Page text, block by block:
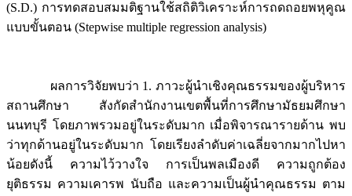
(S.D.) การทดสอบสมมติฐานใช้สถิติวิเคราะห์การถดถอยพหุคูณ
แบบขั้นตอน (Stepwise multiple regression analysis)
ผลการวิจัยพบว่า 1. ภาวะผู้นำเชิงคุณธรรมของผู้บริหาร
สถานศึกษา สังกัดสำนักงานเขตพื้นที่การศึกษามัธยมศึกษา
นนทบุรี โดยภาพรวมอยู่ในระดับมาก เมื่อพิจารณารายด้าน พบ
ว่าทุกด้านอยู่ในระดับมาก โดยเรียงลำดับค่าเฉลี่ยจากมากไปหา
น้อยดังนี้ ความไว้วางใจ การเป็นพลเมืองดี ความถูกต้อง
ยุติธรรม ความเคารพ นับถือ และความเป็นผู้นำคุณธรรม ตาม